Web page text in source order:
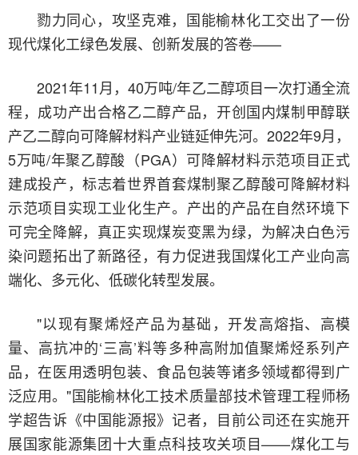
勠力同心，攻坚克难，国能榆林化工交出了一份
现代煤化工绿色发展、创新发展的答卷——
2021年11月，40万吨/年乙二醇项目一次打通全流
程，成功产出合格乙二醇产品，开创国内煤制甲醇联
产乙二醇向可降解材料产业链延伸先河。2022年9月，
5万吨/年聚乙醇酸（PGA）可降解材料示范项目正式
建成投产，标志着世界首套煤制聚乙醇酸可降解材料
示范项目实现工业化生产。产出的产品在自然环境下
可完全降解，真正实现煤炭变黑为绿，为解决白色污
染问题拓出了新路径，有力促进我国煤化工产业向高
端化、多元化、低碳化转型发展。
"以现有聚烯烃产品为基础，开发高熔指、高模
量、高抗冲的‘三高’料等多种高附加值聚烯烃系列产
品，在医用透明包装、食品包装等诸多领域都得到广
泛应用。"国能榆林化工技术质量部技术管理工程师杨
学超告诉《中国能源报》记者，目前公司还在实施开
展国家能源集团十大重点科技攻关项目——煤化工与